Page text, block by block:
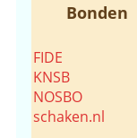
Bonden
FIDE
KNSB
NOSBO
schaken.nl